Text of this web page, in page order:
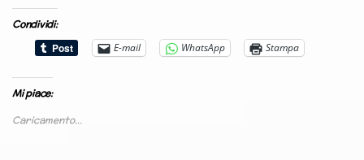
Condividi:
E-mail
WhatsApp Stampa
Mi piace:
Caricamento...